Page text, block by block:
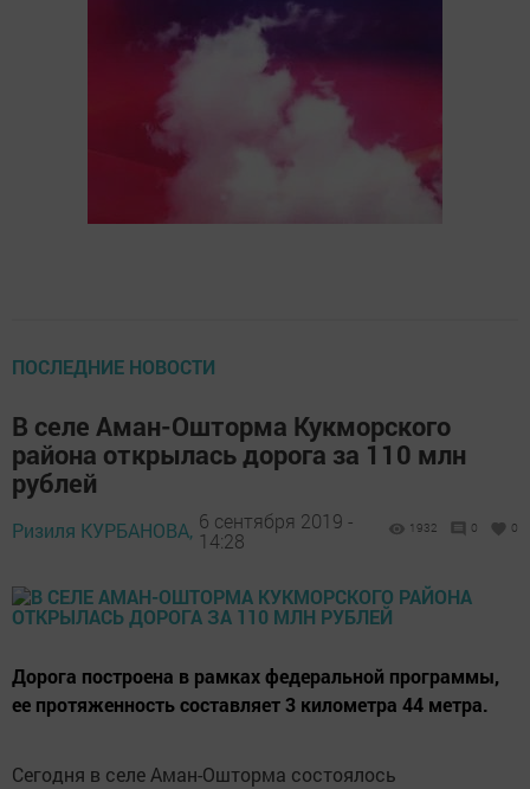
ПОСЛЕДНИЕ НОВОСТИ
В селе Аман-Ошторма Кукморского
района открылась дорога за 110 млн
рублей
Ризиля КУРБАНОВА, 6 сентября 2019 -
14:28
1932 0 0
Дорога построена в рамках федеральной программы,
ее протяженность составляет 3 километра 44 метра.
Сегодня в селе Аман-Ошторма состоялось